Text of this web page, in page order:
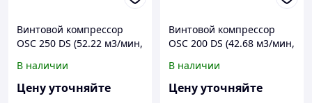
Винтовой компрессор
OSC 250 DS (52.22 м3/мин,
В наличии
Цену уточняйте
Винтовой компрессор
OSC 200 DS (42.68 м3/мин,
В наличии
Цену уточняйте